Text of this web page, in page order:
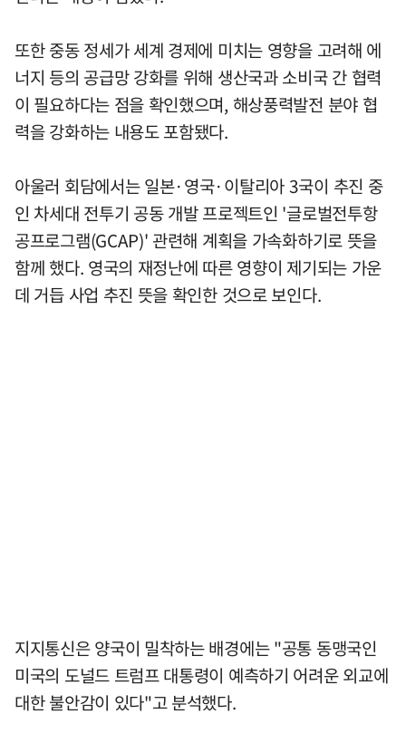
또한 중동 정세가 세계 경제에 미치는 영향을 고려해 에
너지 등의 공급망 강화를 위해 생산국과 소비국 간 협력
이 필요하다는 점을 확인했으며, 해상풍력발전 분야 협
력을 강화하는 내용도 포함됐다.
아울러 회담에서는 일본·영국·이탈리아 3국이 추진 중
인 차세대 전투기 공동 개발 프로젝트인 '글로벌전투항
공프로그램(GCAP)' 관련해 계획을 가속화하기로 뜻을
함께 했다. 영국의 재정난에 따른 영향이 제기되는 가운
데 거듭 사업 추진 뜻을 확인한 것으로 보인다.
지지통신은 양국이 밀착하는 배경에는 "공통 동맹국인
미국의 도널드 트럼프 대통령이 예측하기 어려운 외교에
대한 불안감이 있다"고 분석했다.